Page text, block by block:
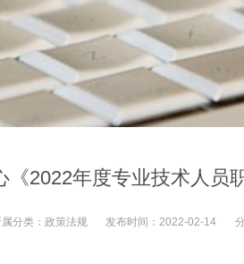
《2022年度专业技术人员
分类： 政策法规 发布时间： 2022-02-14